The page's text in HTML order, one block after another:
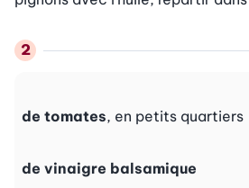
de tomates, en petits quartiers
de vinaigre balsamique